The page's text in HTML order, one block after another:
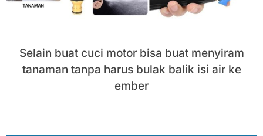
Selain buat cuci motor bisa buat menyiram
tanaman tanpa harus bulak balik isi air ke
ember